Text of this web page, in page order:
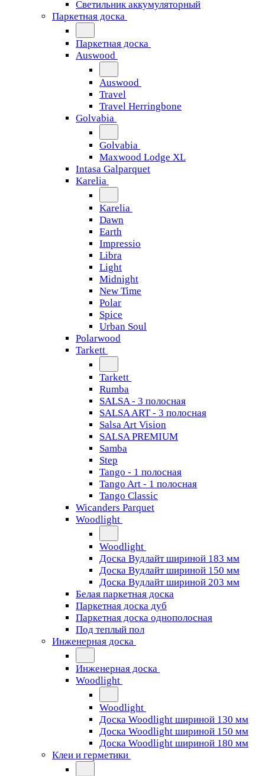
Светильник аккумуляторный
Паркетная доска
Паркетная доска
Auswood
Auswood
Travel
Travel Herringbone
Golvabia
Golvabia
Maxwood Lodge XL
Intasa Galparquet
Karelia
Karelia
Dawn
Earth
Impressio
Libra
Light
Midnight
New Time
Polar
Spice
Urban Soul
Polarwood
Tarkett
Tarkett
Rumba
SALSA - 3 полосная
SALSA ART - 3 полосная
Salsa Art Vision
SALSA PREMIUM
Samba
Step
Tango - 1 полосная
Tango Art - 1 полосная
Tango Classiс
Wicanders Parquet
Woodlight
Woodlight
Доска Вудлайт шириной 183 мм
Доска Вудлайт шириной 150 мм
Доска Вудлайт шириной 203 мм
Белая паркетная доска
Паркетная доска дуб
Паркетная доска однополосная
Под теплый пол
Инженерная доска
Инженерная доска
Woodlight
Woodlight
Доска Woodlight шириной 130 мм
Доска Woodlight шириной 150 мм
Доска Woodlight шириной 180 мм
Клеи и герметики